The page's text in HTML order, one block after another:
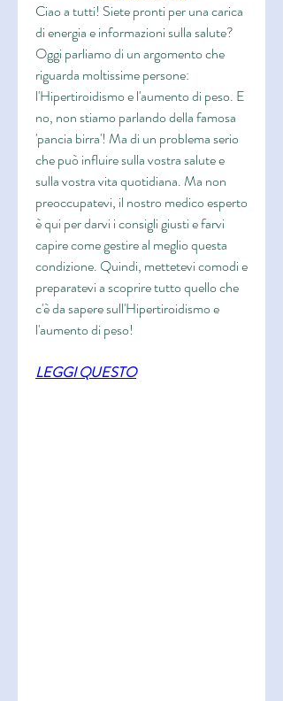
Ciao a tutti! Siete pronti per una carica
di energia e informazioni sulla salute?
Oggi parliamo di un argomento che
riguarda moltissime persone:
l'Hipertiroidismo e l'aumento di peso. E
no, non stiamo parlando della famosa
'pancia birra'! Ma di un problema serio
che può influire sulla vostra salute e
sulla vostra vita quotidiana. Ma non
preoccupatevi, il nostro medico esperto
è qui per darvi i consigli giusti e farvi
capire come gestire al meglio questa
condizione. Quindi, mettetevi comodi e
preparatevi a scoprire tutto quello che
c'è da sapere sull'Hipertiroidismo e
l'aumento di peso!
LEGGI QUESTO